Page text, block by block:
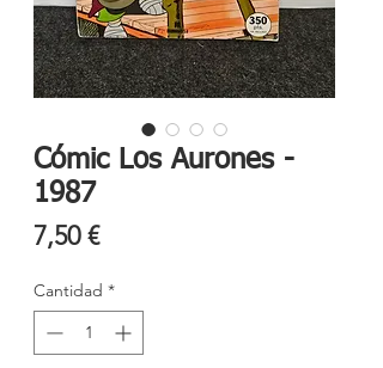
Cómic Los Aurones -
1987
7,50 €Precio
Cantidad *